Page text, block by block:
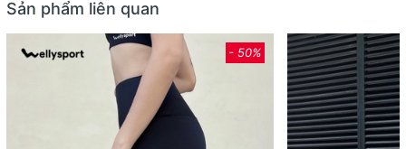
Sản phẩm liên quan
- 50%